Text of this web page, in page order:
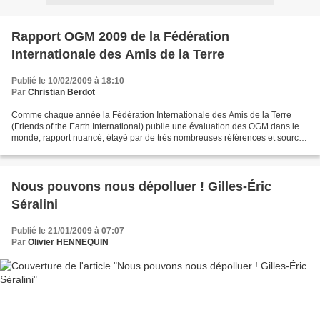
Rapport OGM 2009 de la Fédération
Internationale des Amis de la Terre
Publié le 10/02/2009 à 18:10
Par Christian Berdot
Comme chaque année la Fédération Internationale des Amis de la Terre
(Friends of the Earth International) publie une évaluation des OGM dans le
monde, rapport nuancé, étayé par de très nombreuses références et sources
Nous pouvons nous dépolluer ! Gilles-Éric
Séralini
Publié le 21/01/2009 à 07:07
Par Olivier HENNEQUIN